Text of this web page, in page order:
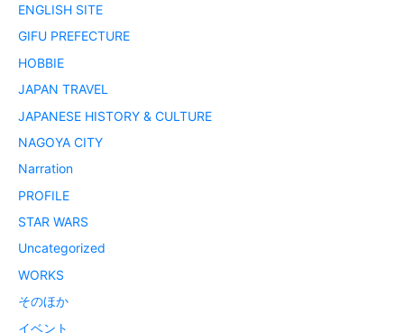
ENGLISH SITE
GIFU PREFECTURE
HOBBIE
JAPAN TRAVEL
JAPANESE HISTORY & CULTURE
NAGOYA CITY
Narration
PROFILE
STAR WARS
Uncategorized
WORKS
そのほか
イベント